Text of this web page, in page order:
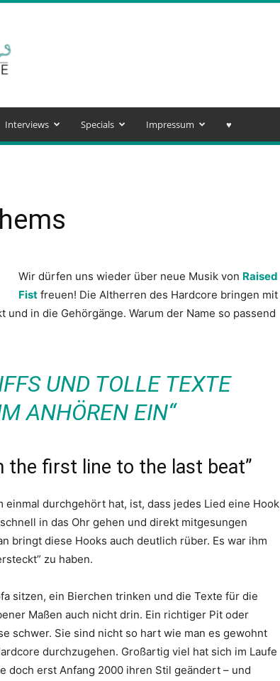
Interviews Specials Impressum ♥️
Wir dürfen uns wieder über neue Musik von Raised
Fist freuen! Die Altherren des Hardcore bringen mit
und in die Gehörgänge. Warum der Name so passend
UND TOLLE TEXTE
ANHÖREN EIN“
the first line to the last beat”
einmal durchgehört hat, ist, dass jedes Lied eine Hook
in das Ohr gehen und direkt mitgesungen
bringt diese Hooks auch deutlich rüber. Es war ihm
zu haben.
sitzen, ein Bierchen trinken und die Texte für die
Maßen auch nicht drin. Ein richtiger Pit oder
schwer. Sie sind nicht so hart wie man es gewohnt
durchzugehen. Großartig viel hat sich im Laufe
doch erst Anfang 2000 ihren Stil geändert – und